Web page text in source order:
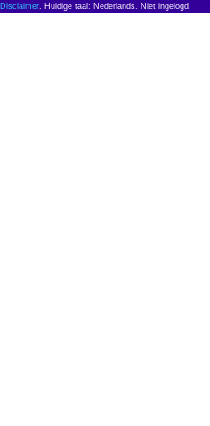
Disclaimer. Huidige taal: Nederlands. Niet ingelogd.